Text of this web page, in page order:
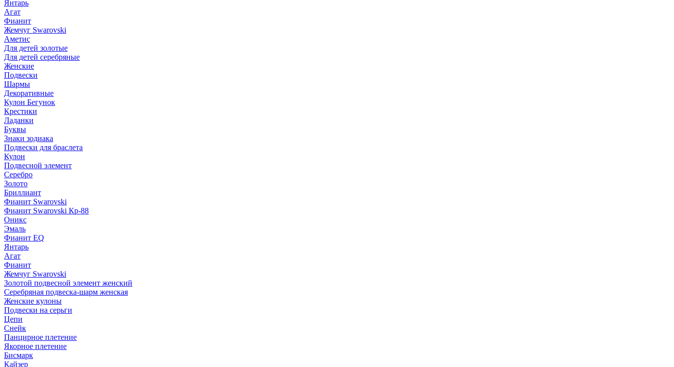
Янтарь
Агат
Фианит
Жемчуг Swarovski
Аметис
Для детей золотые
Для детей серебряные
Женские
Подвески
Шармы
Декоративные
Кулон Бегунок
Крестики
Ладанки
Буквы
Знаки зодиака
Подвески для браслета
Кулон
Подвесной элемент
Серебро
Золото
Бриллиант
Фианит Swarovski
Фианит Swarovski Кр-88
Оникс
Эмаль
Фианит EQ
Янтарь
Агат
Фианит
Жемчуг Swarovski
Золотой подвесной элемент женcкий
Серебряная подвеска-шарм женская
Женские кулоны
Подвески на серьги
Цепи
Снейк
Панцирное плетение
Якорное плетение
Бисмарк
Кайзер